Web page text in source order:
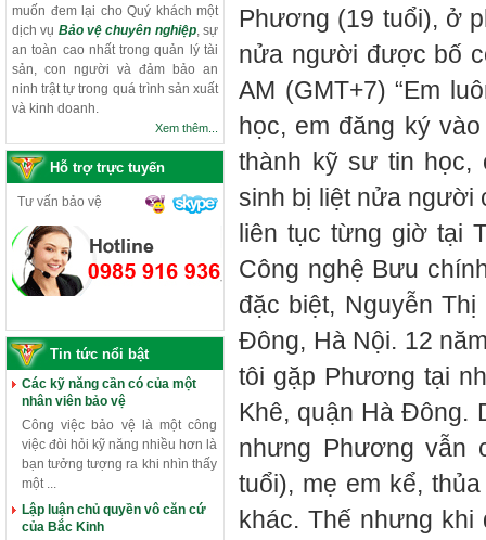
muốn đem lại cho Quý khách một
dịch vụ Bảo vệ chuyên nghiệp, sự
an toàn cao nhất trong quản lý tài
sản, con người và đảm bảo an
ninh trật tự trong quá trình sản xuất
và kinh doanh.
Xem thêm...
Hỗ trợ trực tuyến
Tư vấn bảo vệ
Tin tức nổi bật
Các kỹ năng cần có của một
nhân viên bảo vệ
Công việc bảo vệ là một công
việc đòi hỏi kỹ năng nhiều hơn là
bạn tưởng tượng ra khi nhìn thấy
một ...
Lập luận chủ quyền vô căn cứ
của Bắc Kinh
Phương (19 tuổi), ở
nửa người được bố
AM (GMT+7) “Em
học, em đăng ký
thành kỹ sư tin học,
sinh bị liệt nửa người
liên tục từng giờ tại
Công nghệ Bưu
đặc biệt, Nguyễn
Đông, Hà Nội. 12
tôi gặp Phương tại
Khê, quận Hà Đông.
nhưng Phương vẫn
tuổi), mẹ em kể,
khác. Thế nhưng